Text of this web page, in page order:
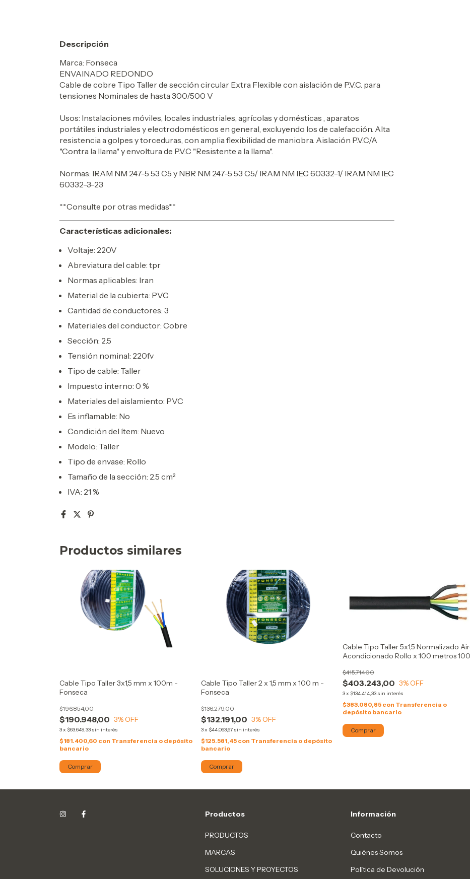
Descripción
Marca: Fonseca
ENVAINADO REDONDO
Cable de cobre Tipo Taller de sección circular Extra Flexible con aislación de P.V.C. para
tensiones Nominales de hasta 300/500 V
Usos: Instalaciones móviles, locales industriales, agrícolas y domésticas , aparatos
portátiles industriales y electrodomésticos en general, excluyendo los de calefacción. Alta
resistencia a golpes y torceduras, con amplia flexibilidad de maniobra. Aislación P.V.C/A
"Contra la llama" y envoltura de P.V.C "Resistente a la llama".
Normas: IRAM NM 247-5 53 C5 y NBR NM 247-5 53 C5/ IRAM NM IEC 60332-1/ IRAM NM IEC
60332-3-23
**Consulte por otras medidas**
Características adicionales:
Voltaje: 220V
Abreviatura del cable: tpr
Normas aplicables: Iran
Material de la cubierta: PVC
Cantidad de conductores: 3
Materiales del conductor: Cobre
Sección: 2.5
Tensión nominal: 220fv
Tipo de cable: Taller
Impuesto interno: 0 %
Materiales del aislamiento: PVC
Es inflamable: No
Condición del ítem: Nuevo
Modelo: Taller
Tipo de envase: Rollo
Tamaño de la sección: 2.5 cm²
IVA: 21 %
Productos similares
Cable Tipo Taller 3x1,5 mm x 100m -
Fonseca
$190.948,00
$196.854,00
3% OFF
3x $63.649,33 sin interés
$181.400,60 con Transferencia o depósito
bancario
Comprar
Cable Tipo Taller 2 x 1,5 mm x 100 m -
Fonseca
$132.191,00
$136.279,00
3% OFF
3x $44.063,67 sin interés
$125.581,45 con Transferencia o depósito
bancario
Cable Tipo Taller 5x1,5 Normalizado
Acondicionado Rollo x 100 metros
$403.243,00
$415.714,00
3% OFF
3x $134.414,33 sin interés
$383.080,85 con Transferencia o
depósito bancario
Comprar
Productos
PRODUCTOS
MARCAS
SOLUCIONES Y PROYECTOS
Información
Contacto
Quiénes Somos
Política de Devolución